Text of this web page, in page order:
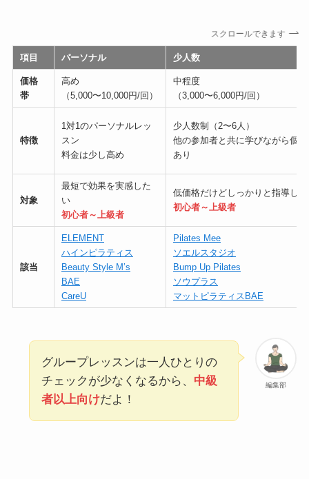
スクロールできます
項目 パーソナル 少人数
価格
帯
高め
（5,000〜10,000円/回）
中程度
（3,000〜6,000円/回）
特徴
1対1のパーソナルレッ
スン
料金は少し高め
少人数制（2〜6人）
他の参加者と共に学びながら個
あり
対象
最短で効果を実感した
い
初心者～上級者
低価格だけどしっかりと指導し
初心者～上級者
該当
ELEMENT
ハインピラティス
Beauty Style M’s
BAE
CareU
Pilates Mee
ソエルスタジオ
Bump Up Pilates
ソウプラス
マットピラティスBAE
編集部
グループレッスンは一人ひとりの
チェックが少なくなるから、 中級
者以上向けだよ！